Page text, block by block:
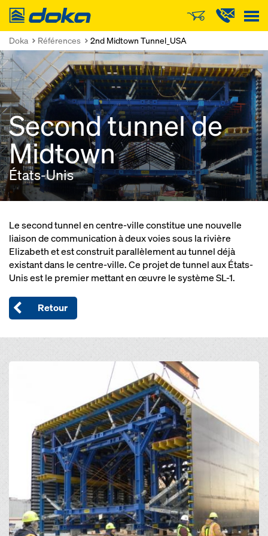
Doka
Doka Références 2nd Midtown Tunnel_USA
Second tunnel de
Midtown
États-Unis
Le second tunnel en centre-ville constitue une nouvelle
liaison de communication à deux voies sous la rivière
Elizabeth et est construit parallèlement au tunnel déjà
existant dans le centre-ville. Ce projet de tunnel aux États-
Unis est le premier mettant en œuvre le système SL-1.
Retour